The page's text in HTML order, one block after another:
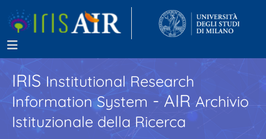
IRISInstitutional Research
Information System - AIR Archivio
Istituzionale della Ricerca